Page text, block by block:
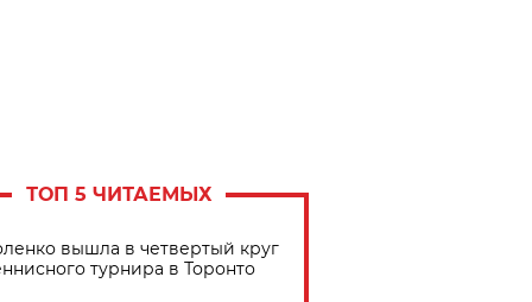
ТОП 5 ЧИТАЕМЫХ
вышла в четвертый круг
турнира в Торонто